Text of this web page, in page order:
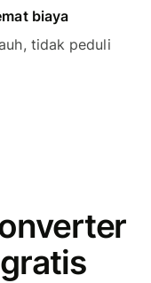
biaya
tidak peduli